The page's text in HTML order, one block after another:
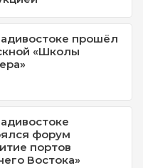
прошёл
«Школы
форум
портов
Востока»